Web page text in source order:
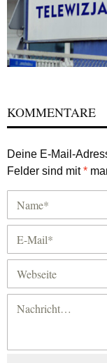
KOMMENTARE
Deine E-Mail-
Felder sind mit*